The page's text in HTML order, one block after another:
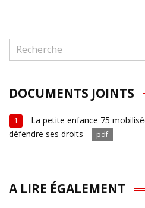
DOCUMENTS JOINTS
1
La petite enfance 75
défendre ses droits
pdf
A LIRE ÉGALEMENT